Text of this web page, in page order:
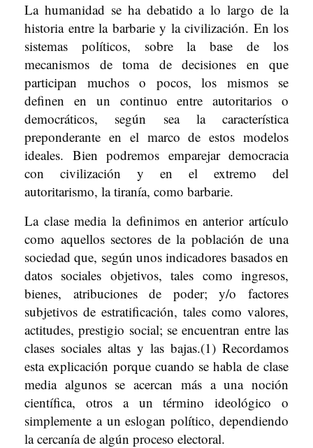
La humanidad se ha debatido a lo largo de la
historia entre la barbarie y la civilización. En los
sistemas políticos, sobre la base de los
mecanismos de toma de decisiones en que
participan muchos o pocos, los mismos se
definen en un continuo entre autoritarios o
democráticos, según sea la característica
preponderante en el marco de estos modelos
ideales. Bien podremos emparejar democracia
con civilización y en el extremo del
autoritarismo, la tiranía, como barbarie.
La clase media la definimos en anterior artículo
como aquellos sectores de la población de una
sociedad que, según unos indicadores basados en
datos sociales objetivos, tales como ingresos,
bienes, atribuciones de poder; y/o factores
subjetivos de estratificación, tales como valores,
actitudes, prestigio social; se encuentran entre las
clases sociales altas y las bajas.(1) Recordamos
esta explicación porque cuando se habla de clase
media algunos se acercan más a una noción
científica, otros a un término ideológico o
simplemente a un eslogan político, dependiendo
la cercanía de algún proceso electoral.